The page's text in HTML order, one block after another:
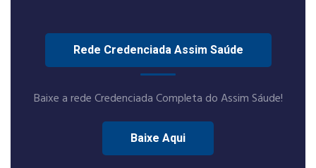
Rede Credenciada Assim Saúde
Baixe a rede Credenciada Completa do Assim Sáude!
Baixe Aqui